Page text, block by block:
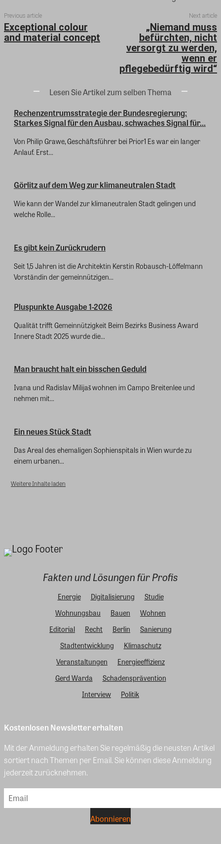
Previous article
Exceptional colour
and material concept
Next article
„Niemand muss
befürchten, nicht
versorgt zu werden,
wenn er
pflegebedürftig wird“
Lesen Sie Artikel zum selben Thema
Rechenzentrumsstrategie der Bundesregierung:
Starkes Signal für den Ausbau, schwaches Signal für...
Von Philip Grawe, Geschäftsführer bei Prior1 Es war ein langer
Anlauf. Erst...
Görlitz auf dem Weg zur klimaneutralen Stadt
Wie kann der Wandel zur klimaneutralen Stadt gelingen und
welche Rolle...
Es gibt kein Zurückrudern
Seit 1,5 Jahren ist die Architektin Kerstin Robausch-Löffelmann
Vorständin der gemeinnützigen...
Pluspunkte Ausgabe 1-2026
Qualität trifft Gemeinnützigkeit Beim Bezirks Business Award
Innere Stadt 2025 wurde die...
Man braucht halt ein bisschen Geduld
Ivana und Radislav Milijaš wohnen im Campo Breitenlee und
nehmen mit...
Ein neues Stück Stadt
Das Areal des ehemaligen Sophienspitals in Wien wurde zu
einem urbanen...
Weitere Inhalte laden
Fakten und Lösungen für Profis
Energie Digitalisierung
Studie
Wohnungsbau
Bauen
Wohnen
Editorial
Recht Berlin
Sanierung
Stadtentwicklung
Klimaschutz
Veranstaltungen
Energieeffizienz
Gerd Warda
Schadensprävention
Interview
Politik
Kostenlosen Newsletter erhalten
Mit der Anmeldung erhalten Sie regelmäßig die neusten Artikel
sortiert nach Themen per Email. Sie können diese Anmeldung
jederzeit zurücknehmen.